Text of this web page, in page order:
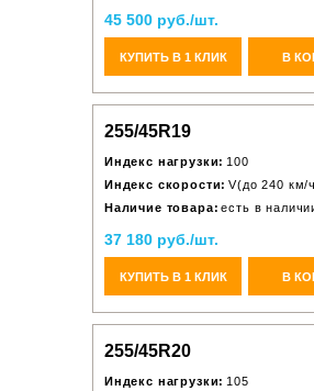
45 500 руб./шт.
КУПИТЬ В 1 КЛИК В
255/45R19
Индекс нагрузки: 100
Индекс скорости: V(до 240 км/
Наличие товара: есть в
37 180 руб./шт.
КУПИТЬ В 1 КЛИК В
255/45R20
Индекс нагрузки: 105